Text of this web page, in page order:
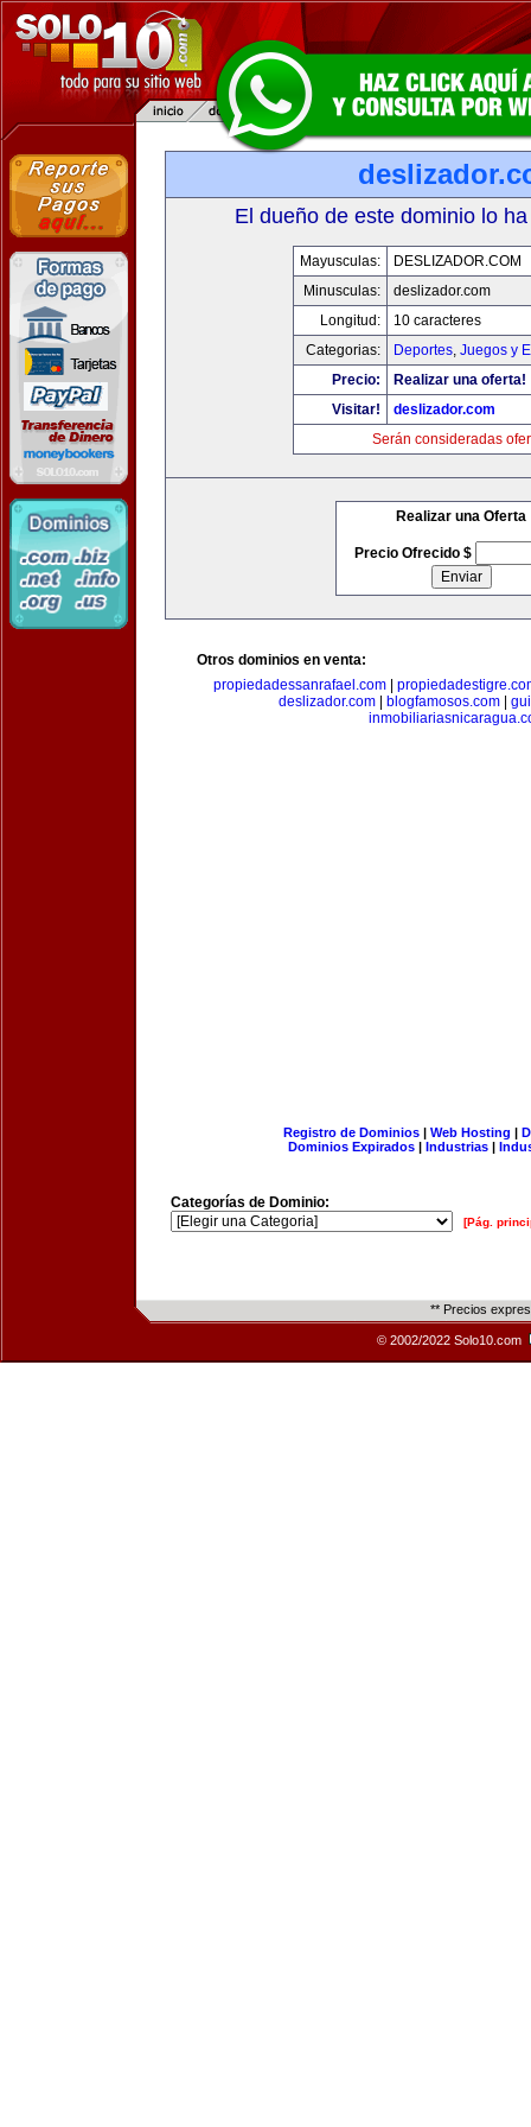
El dueño de este dominio lo
Mayusculas:
DESLIZADOR.COM
Minusculas:
deslizador.com
Longitud:
10 caracteres
Categorias:
Deportes, Juegos y
Precio:
Realizar una oferta!
Visitar!
deslizador.com
Serán consideradas
Realizar una Oferta
Precio Ofrecido $
Otros dominios en venta:
propiedadessanrafael.com
deslizador.com| blogfamosos.com|
Registro de Dominios| Web Hosting |
Dominios Expirados | Industrias |
Categorías de Dominio:
[Pág.
** Precios
© 2002/2022 Solo10.com